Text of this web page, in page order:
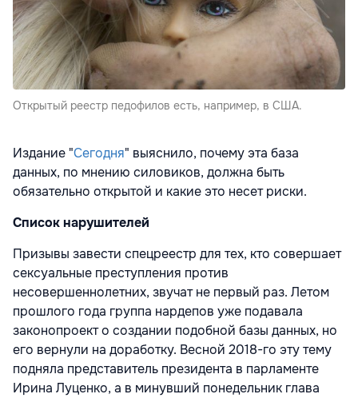
Открытый реестр педофилов есть, например, в США.
Издание "Сегодня" выяснило, почему эта база
данных, по мнению силовиков, должна быть
обязательно открытой и какие это несет риски.
Список нарушителей
При­­зывы завести спецреестр для тех, кто совершает
сексуальные преступления против
несовершеннолетних, звучат не первый раз. Летом
прошлого года группа нардепов уже подавала
законопроект о создании подобной базы данных, но
его вернули на доработку. Весной 2018-го эту тему
подняла представитель президента в парламенте
Ирина Луценко, а в минувший понедельник глава